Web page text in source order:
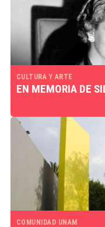
CULTURA Y ARTE
EN MEMORIA DE
COMUNIDAD UNAM